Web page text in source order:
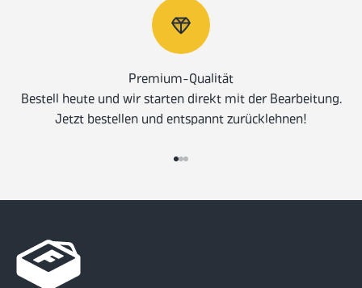
Premium-Qualität
Bestell heute und wir starten direkt mit der Bearbeitung.
Jetzt bestellen und entspannt zurücklehnen!